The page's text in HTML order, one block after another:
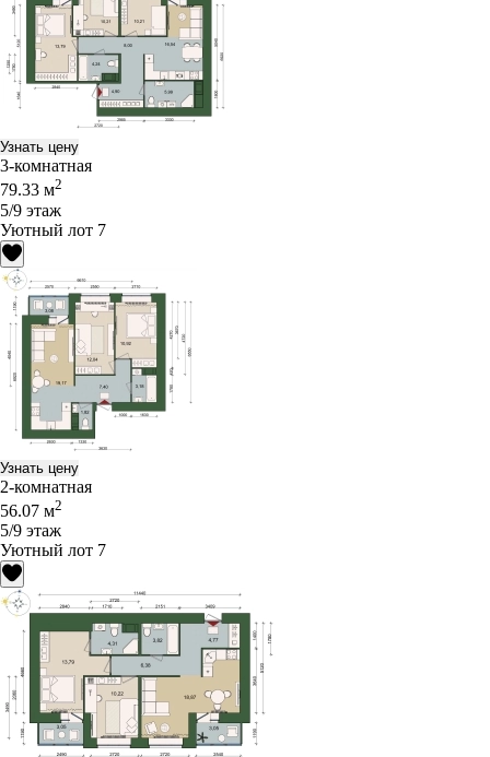
Узнать цену
3-комнатная
79.33 м2
5/9 этаж
Уютный лот 7
Узнать цену
2-комнатная
56.07 м2
5/9 этаж
Уютный лот 7